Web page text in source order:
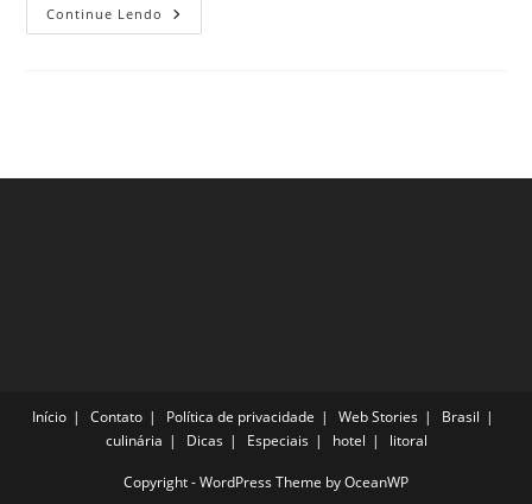
Continue Lendo Melhores
Praias
Início Contato Política de privacidade Web Stories
Brasil
culinária
Dicas Especiais hotel litoral
Copyright - WordPress Theme by OceanWP